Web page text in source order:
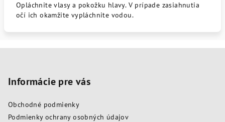
Opláchnite vlasy a pokožku hlavy. V prípade zasiahnutia
očí ich okamžite vypláchnite vodou.
Informácie pre vás
Obchodné podmienky
Podmienky ochrany osobných údajov